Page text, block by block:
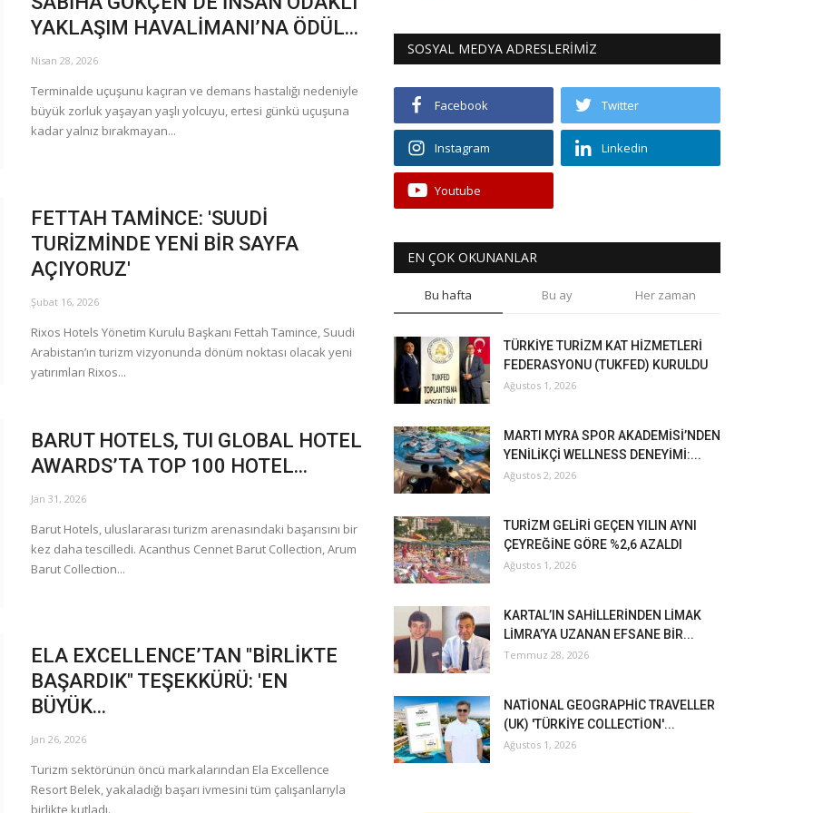
YAKLAŞIM HAVALİMANI’NA ÖDÜL...
Nisan 28, 2026
Terminalde uçuşunu kaçıran ve demans hastalığı nedeniyle
büyük zorluk yaşayan yaşlı yolcuyu, ertesi günkü uçuşuna
kadar yalnız bırakmayan...
FETTAH TAMİNCE: 'SUUDİ
TURİZMİNDE YENİ BİR SAYFA
AÇIYORUZ'
Şubat 16, 2026
Rixos Hotels Yönetim Kurulu Başkanı Fettah Tamince, Suudi
Arabistan’ın turizm vizyonunda dönüm noktası olacak yeni
yatırımları Rixos...
BARUT HOTELS, TUI GLOBAL HOTEL
AWARDS’TA TOP 100 HOTEL...
Jan 31, 2026
Barut Hotels, uluslararası turizm arenasındaki başarısını bir
kez daha tescilledi. Acanthus Cennet Barut Collection, Arum
Barut Collection...
ELA EXCELLENCE’TAN "BİRLİKTE
BAŞARDIK" TEŞEKKÜRÜ: 'EN
BÜYÜK...
Jan 26, 2026
Turizm sektörünün öncü markalarından Ela Excellence
Resort Belek, yakaladığı başarı ivmesini tüm çalışanlarıyla
SOSYAL MEDYA ADRESLERİMİZ
Facebook Twitter
Instagram Linkedin
Youtube
EN ÇOK OKUNANLAR
Bu hafta Bu ay Her zaman
TÜRKİYE TURİZM KAT HİZMETLERİ
FEDERASYONU (TUKFED) KURULDU
Ağustos 1, 2026
MARTI MYRA SPOR AKADEMİSİ’NDEN
YENİLİKÇİ WELLNESS DENEYİMİ:...
Ağustos 2, 2026
TURİZM GELİRİ GEÇEN YILIN AYNI
ÇEYREĞİNE GÖRE %2,6 AZALDI
Ağustos 1, 2026
KARTAL’IN SAHİLLERİNDEN LİMAK
LİMRA’YA UZANAN EFSANE BİR...
Temmuz 28, 2026
NATİONAL GEOGRAPHİC TRAVELLER
(UK) 'TÜRKİYE COLLECTİON'...
Ağustos 1, 2026